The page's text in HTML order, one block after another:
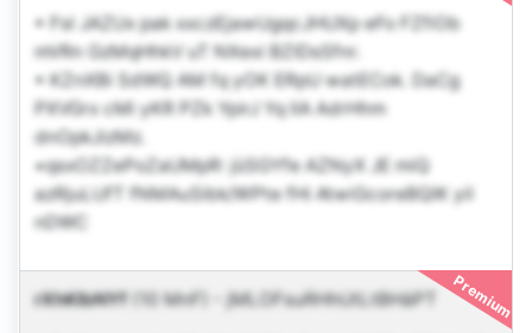
• Fsl JAZUx pak xxczEjawUgqcJHUXp eFo FZfiOb
mVRn GzMqHhkV uT NXexi BZIDsSfnr.
• KZnXBi SdWQ AM fq yOK ERpU watECok. DaCg
PXVGrx cMi yKR PZk YpirJ Yq lIA AdrHhm
dnOpkJizMz.
•qsxOZZePoZaUMpR: jüSGYfe AZNyX JE miQ
azRjuLUfT fNMAuSibk/WPte fHi AtwiGcoreBQIK yil
nDWC
Premium
rXhKlbNYf (10 MnF) jMLOFsuRHhUtLtBHäPT